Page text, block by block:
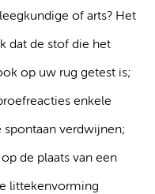
of arts? Het
dat de stof die het
op uw rug getest is;
enkele
verdwijnen;
de plaats van een
littekenvorming